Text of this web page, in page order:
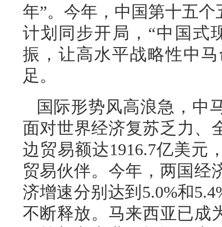
年”。今年，中国第十五
计划同步开局，“中国式
振，让高水平战略性中
足。
国际形势风高浪急，中
面对世界经济复苏乏力、
边贸易额达1916.7亿美元
贸易伙伴。今年，两国经
济增速分别达到5.0%和
不断释放。马来西亚已成